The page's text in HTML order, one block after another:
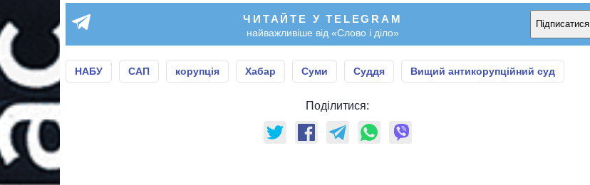
ЧИТАЙТЕ У TELEGRAM
найважливіше від «Слово і діло»
Підписатися
НАБУ САП корупція Хабар Суми Суддя Вищий антикорупційний суд
Поділитися: